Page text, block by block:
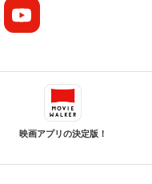
映画アプリの決定版！